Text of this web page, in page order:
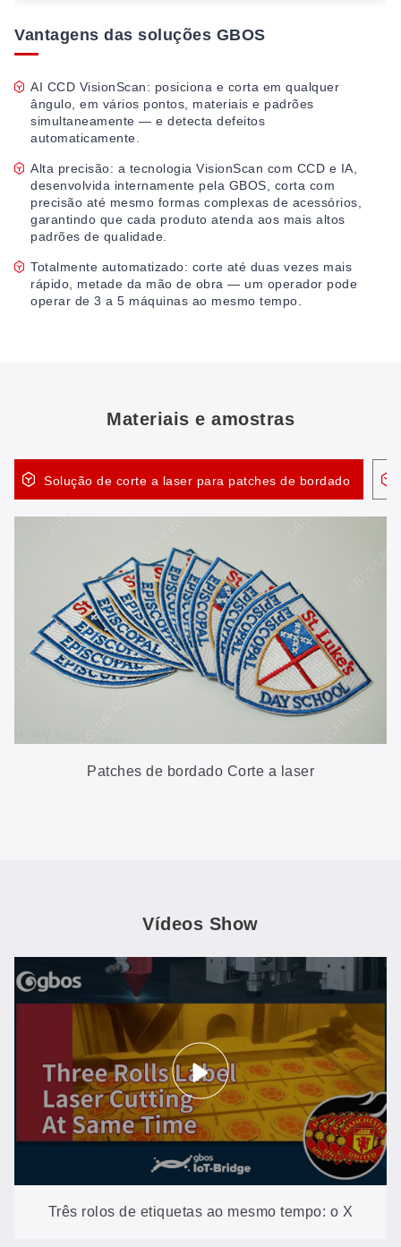
Vantagens das soluções GBOS
AI CCD VisionScan: posiciona e corta em qualquer
ângulo, em vários pontos, materiais e padrões
simultaneamente — e detecta defeitos
automaticamente.
Alta precisão: a tecnologia VisionScan com CCD e IA,
desenvolvida internamente pela GBOS, corta com
precisão até mesmo formas complexas de acessórios,
garantindo que cada produto atenda aos mais altos
padrões de qualidade.
Totalmente automatizado: corte até duas vezes mais
rápido, metade da mão de obra — um operador pode
operar de 3 a 5 máquinas ao mesmo tempo.
Materiais e amostras
Solução de corte a laser para patches de bordado
Patches de bordado Corte a laser
Vídeos Show
Três rolos de etiquetas ao mesmo tempo: o X